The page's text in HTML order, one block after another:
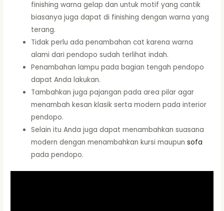
finishing warna gelap dan untuk motif yang cantik
biasanya juga dapat di finishing dengan warna yang
terang.
Tidak perlu ada penambahan cat karena warna
alami dari pendopo sudah terlihat indah.
Penambahan lampu pada bagian tengah pendopo
dapat Anda lakukan.
Tambahkan juga pajangan pada area pilar agar
menambah kesan klasik serta modern pada interior
pendopo.
Selain itu Anda juga dapat menambahkan suasana
modern dengan menambahkan kursi maupunsofa
pada pendopo.